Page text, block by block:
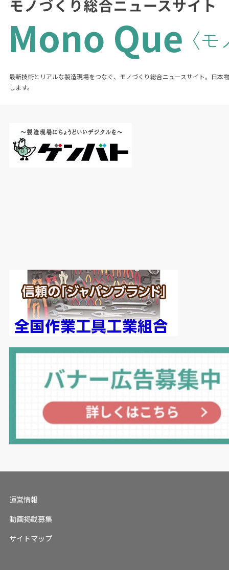
最新技術とリアルな製造現場をつなぐ、モノづくり総合ニュースサイト。日本
します。
運営情報
動画掲載募集
サイトマップ